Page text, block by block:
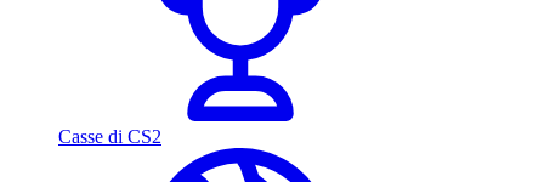
Casse di CS2